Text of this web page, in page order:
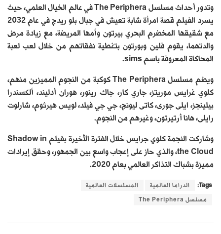
وتدور أحداث مسلسل The Periphera في عالم الخيال العلمي، حيث
يسرد الفيلم قصة امرأة شابة تعيش في جبال بلو ريدج في عام 2032
مع شقيقها المخضرم البحري بيرتون وأمها المريضة، مع زيادة مرض
والدتهما، يقوم فلين وبورتون بتغطية نفقاتهم من خلال لعب لعبة
المحاكاة المعروفة باسم sims.
ويضم مسلسل The Periphera كوكبة من النجوم المميزين منهم،
كلوي غرايس موريتز، جاري كار، جاك رينور، هوران أدليند، ألكسندرا
بيلينجز، ايلى جورى، كاتى ليونج، جي جي فيلد، لويس هيرثوم، شارلوت
رايلى، هانا أرتيرتون، وغيرهم من النجوم.
وشاركت النجمة كلوي جرايس خلال الفترة الأخيرة بفيلم Shadow in
the Cloud، والذي حاز على إعجاب واسع بين الجمهور، وحقق إيرادات
مميزة بشباك التذاكر العالمي بعام 2020.
Tags: الدراما العالمية المسلسلات العالمية
مسلسل The Periphera